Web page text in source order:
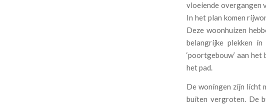
vloeiende overgangen
In het plan komen
Deze woonhuizen
belangrijke plekken
‘poortgebouw’ aan
het pad.
De woningen zijn licht
buiten vergroten. De